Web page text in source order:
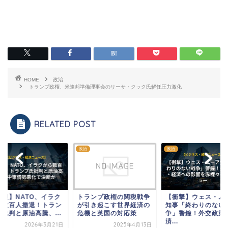
HOME
政治
トランプ政権、米連邦準備理事会のリーサ・クック氏解任圧力激化
RELATED POST
報】NATO、イラク
数百人撤退！トラン
批判と原油高騰、...
2026年3月21日
政治
トランプ政権の関税戦争
が引き起こす世界経済の
危機と英国の対応策
2025年4月13日
政治
【衝撃】ウェス・ム
知事「終わりのない
争」警鐘！外交政策
済...